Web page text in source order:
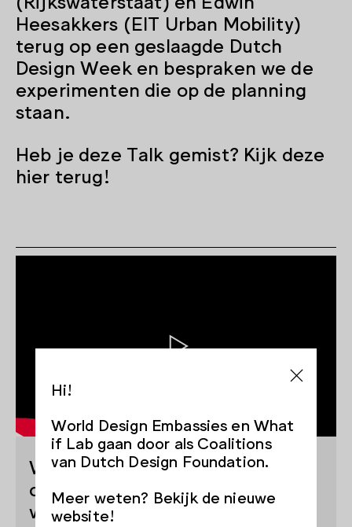
Heesakkers (EIT Urban Mobility)
terug op een geslaagde Dutch
Design Week en bespraken we de
experimenten die op de planning
staan.
Heb je deze Talk gemist? Kijk deze
hier terug!
WDE Talk: Wat als leefbaarheid
centraal staat bij het ontwerpen
van mobiliteit?
Hi!
World Design Embassies en What
if Lab gaan door als Coalitions
van Dutch Design Foundation.
Meer weten? Bekijk de nieuwe
website!